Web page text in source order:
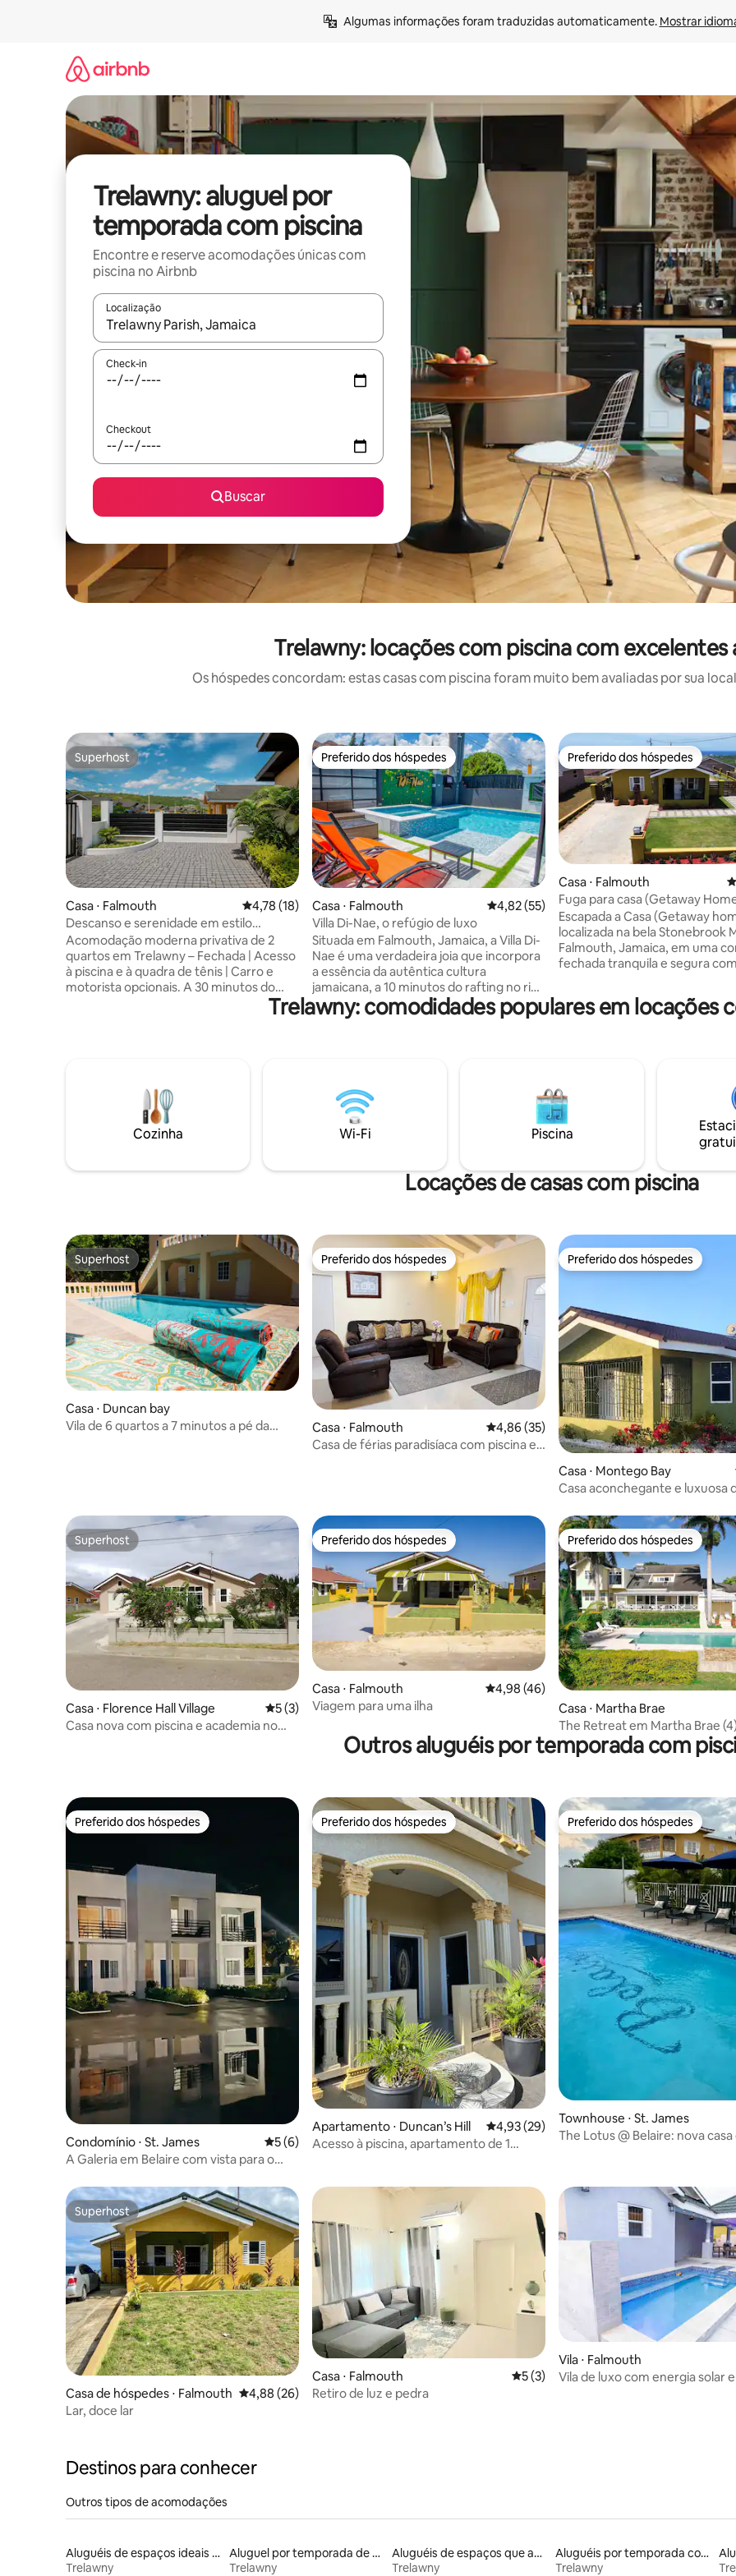
Algumas informações foram traduzidas automaticamente. Mostrar
Trelawny: aluguel por
temporada com piscina
Encontre e reserve acomodações únicas com
piscina no Airbnb
Localização
Quando os resultados estiverem disponíveis, explore-os usando as seta para cima e para baixo do teclado ou tocando
Check-in
Checkout
Buscar
Trelawny: locações com piscina com excelentes
Os hóspedes concordam: estas casas com piscina foram muito bem avaliadas por sua
Superhost
Superhost
Casa ⋅ Falmouth 4,78 de uma avaliação média de 5, 18 avaliações
4,78 (18)
Descanso e serenidade em estilo
moderno | Falmouth e arredores de
Montego Bay
Acomodação moderna privativa de 2
quartos em Trelawny – Fechada | Acesso
à piscina e à quadra de tênis | Carro e
motorista opcionais. A 30 minutos do
Aeroporto de Montego Bay e a 5 minutos
piscina, comodidades elegantes e um
ambiente tranquilo — perfeito para
famílias ou casais. Aluguel de carro,
motorista e traslado do aeroporto
Serenidade, comodidades e o charme da
Preferido dos hóspedes
Preferido dos hóspedes
Casa ⋅ Falmouth 4,82 de uma avaliação média de 5, 55
4,82 (55)
Villa Di-Nae, o refúgio de luxo
Situada em Falmouth, Jamaica, a Villa Di-
Nae é uma verdadeira joia que incorpora
a essência da autêntica cultura
jamaicana, a 10 minutos do rafting no rio
Martha brae e a 25 minutos do aeroporto
MBJ. Oferecemos uma piscina cintilante
da culinária jamaicana. Os hóspedes são
convidados a saborear pratos
tradicionais repletos de sabores. Cada
refeição é uma celebração da herança
Preferido dos hóspedes
Preferido dos hóspedes
Casa ⋅ Falmouth
Fuga para casa (Getaway
Escapada a Casa (Getaway
localizada na bela Stonebrook
Falmouth, Jamaica, em uma
fechada tranquila e segura com
proximidade com restaurantes,
entretenimento local popular,
Burwood; Passeio de jangada
Martha Brae; Plantação Good
Todos são bem-vindos a
esta maravilhosa acomodação.
Trelawny: comodidades populares em locações
Cozinha Wi-Fi Piscina
Locações de casas com piscina
Superhost
Superhost
Casa ⋅ Duncan bay
Vila de 6 quartos a 7 minutos a pé da
Preferido dos hóspedes
Preferido dos hóspedes
Casa ⋅ Falmouth 4,86 de uma avaliação média de 5, 35
4,86 (35)
Casa de férias paradisíaca com piscina e
Preferido dos hóspedes
Preferido dos hóspedes
Casa ⋅ Montego Bay
Casa aconchegante e luxuosa
Superhost
Superhost
Casa ⋅ Florence Hall Village 5 de uma avaliação média de 5, 3 avaliações
5 (3)
Casa nova com piscina e academia no
Preferido dos hóspedes
Preferido dos hóspedes
Casa ⋅ Falmouth 4,98 de uma avaliação média de 5, 46
4,98 (46)
Viagem para uma ilha
Preferido dos hóspedes
Preferido dos hóspedes
Casa ⋅ Martha Brae
The Retreat em Martha Brae
Outros aluguéis por temporada com
Preferido dos hóspedes
Preferido dos hóspedes
Condomínio ⋅ St. James 5 de uma avaliação média de 5, 6 avaliações
5 (6)
A Galeria em Belaire com vista para o
Preferido dos hóspedes
Preferido dos hóspedes
Apartamento ⋅ Duncan’s Hill 4,93 de uma avaliação média de 5, 29
4,93 (29)
Acesso à piscina, apartamento de 1
Preferido dos hóspedes
Preferido dos hóspedes
Townhouse ⋅ St. James
The Lotus @ Belaire: nova
Superhost
Superhost
Casa de hóspedes ⋅ Falmouth 4,88 de uma avaliação média de 5, 26 avaliações
4,88 (26)
Lar, doce lar
Casa ⋅ Falmouth 5 de uma avaliação média de 5, 3
5 (3)
Retiro de luz e pedra
Vila ⋅ Falmouth
Vila de luxo com energia solar
Destinos para conhecer
Outros tipos de acomodações
Aluguéis de espaços ideais para famílias
Trelawny
Aluguel por temporada de casas de hóspedes
Trelawny
Aluguéis de espaços que aceitam animais de estimação
Trelawny
Aluguéis por temporada com acesso à praia
Trelawny